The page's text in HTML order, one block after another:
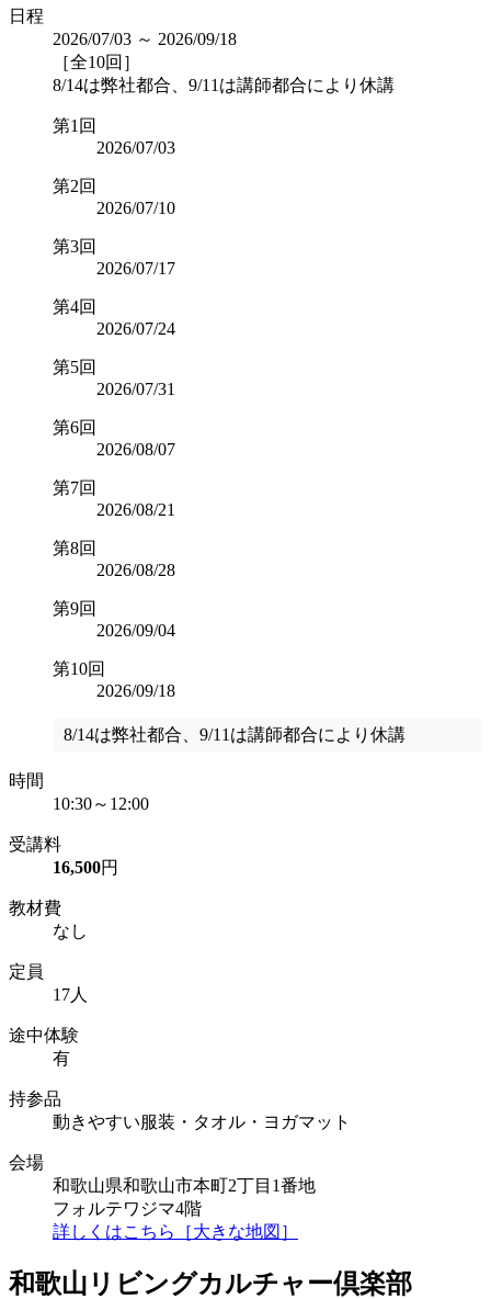
日程
2026/07/03 ～ 2026/09/18
［全10回］
8/14は弊社都合、9/11は講師都合により休講
第1回
2026/07/03
第2回
2026/07/10
第3回
2026/07/17
第4回
2026/07/24
第5回
2026/07/31
第6回
2026/08/07
第7回
2026/08/21
第8回
2026/08/28
第9回
2026/09/04
第10回
2026/09/18
8/14は弊社都合、9/11は講師都合により休講
時間
10:30～12:00
受講料
16,500円
教材費
なし
定員
17人
途中体験
有
持参品
動きやすい服装・タオル・ヨガマット
会場
和歌山県和歌山市本町2丁目1番地
フォルテワジマ4階
詳しくはこちら［大きな地図］
和歌山リビングカルチャー倶楽部